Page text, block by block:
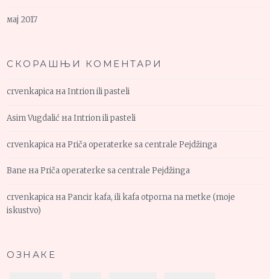
мај 2017
СКОРАШЊИ КОМЕНТАРИ
crvenkapica наIntrion ili pasteli
Asim Vugdalić наIntrion ili pasteli
crvenkapica наPriča operaterke sa centrale Pejdžinga
Bane наPriča operaterke sa centrale Pejdžinga
crvenkapica наPancir kafa, ili kafa otporna na metke (moje
iskustvo)
ОЗНАКЕ